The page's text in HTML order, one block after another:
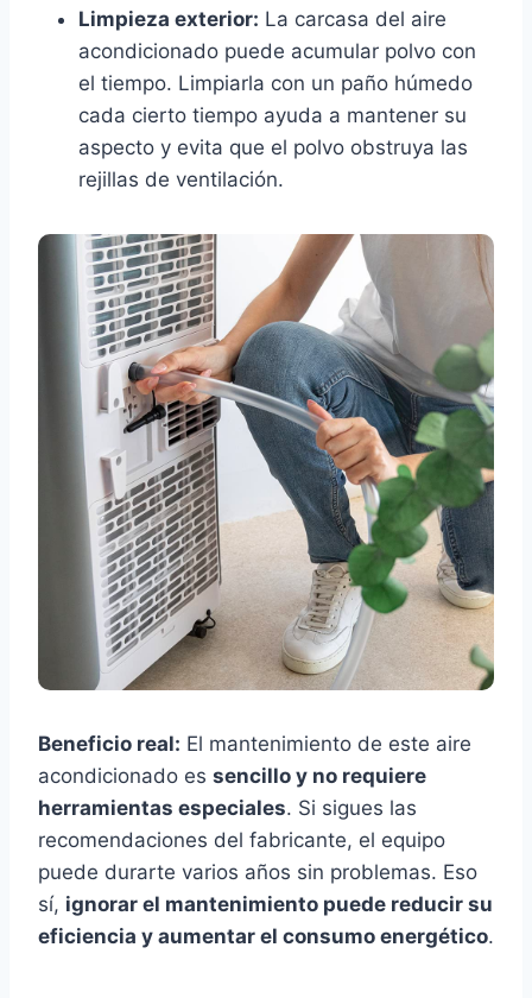
Limpieza exterior: La carcasa del aire
acondicionado puede acumular polvo con
el tiempo. Limpiarla con un paño húmedo
cada cierto tiempo ayuda a mantener su
aspecto y evita que el polvo obstruya las
rejillas de ventilación.
Beneficio real: El mantenimiento de este aire
acondicionado es sencillo y no requiere
herramientas especiales. Si sigues las
recomendaciones del fabricante, el equipo
puede durarte varios años sin problemas. Eso
sí, ignorar el mantenimiento puede reducir su
eficiencia y aumentar el consumo energético.